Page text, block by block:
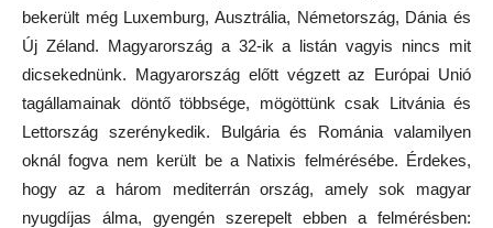
bekerült még Luxemburg, Ausztrália, Németország, Dánia és
Új Zéland. Magyarország a 32-ik a listán vagyis nincs mit
dicsekednünk. Magyarország előtt végzett az Európai Unió
tagállamainak döntő többsége, mögöttünk csak Litvánia és
Lettország szerénykedik. Bulgária és Románia valamilyen
oknál fogva nem került be a Natixis felmérésébe. Érdekes,
hogy az a három mediterrán ország, amely sok magyar
nyugdíjas álma, gyengén szerepelt ebben a felmérésben: